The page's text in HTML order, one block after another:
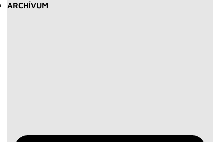
ARCHÍVUM